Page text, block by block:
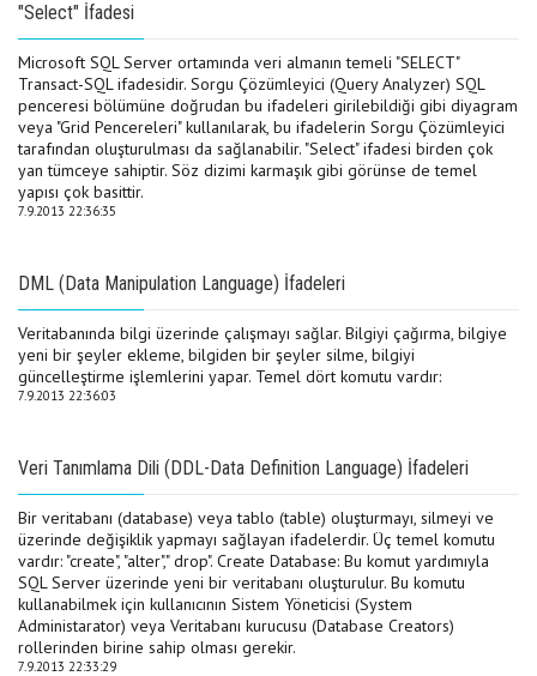
"Select" İfadesi
Microsoft SQL Server ortamında veri almanın temeli "SELECT"
Transact-SQL ifadesidir. Sorgu Çözümleyici (Query Analyzer) SQL
penceresi bölümüne doğrudan bu ifadeleri girilebildiği gibi diyagram
veya "Grid Pencereleri" kullanılarak, bu ifadelerin Sorgu Çözümleyici
tarafından oluşturulması da sağlanabilir. "Select" ifadesi birden çok
yan tümceye sahiptir. Söz dizimi karmaşık gibi görünse de temel
yapısı çok basittir.
7.9.2013 22:36:35
DML (Data Manipulation Language) İfadeleri
Veritabanında bilgi üzerinde çalışmayı sağlar. Bilgiyi çağırma, bilgiye
yeni bir şeyler ekleme, bilgiden bir şeyler silme, bilgiyi
güncelleştirme işlemlerini yapar. Temel dört komutu vardır:
7.9.2013 22:36:03
Veri Tanımlama Dili (DDL-Data Definition Language) İfadeleri
Bir veritabanı (database) veya tablo (table) oluşturmayı, silmeyi ve
üzerinde değişiklik yapmayı sağlayan ifadelerdir. Üç temel komutu
vardır: "create", "alter"," drop". Create Database: Bu komut yardımıyla
SQL Server üzerinde yeni bir veritabanı oluşturulur. Bu komutu
kullanabilmek için kullanıcının Sistem Yöneticisi (System
Administarator) veya Veritabanı kurucusu (Database Creators)
rollerinden birine sahip olması gerekir.
7.9.2013 22:33:29